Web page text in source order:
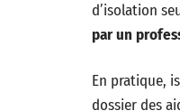
d’isolation
par un
En pratique,
dossier des